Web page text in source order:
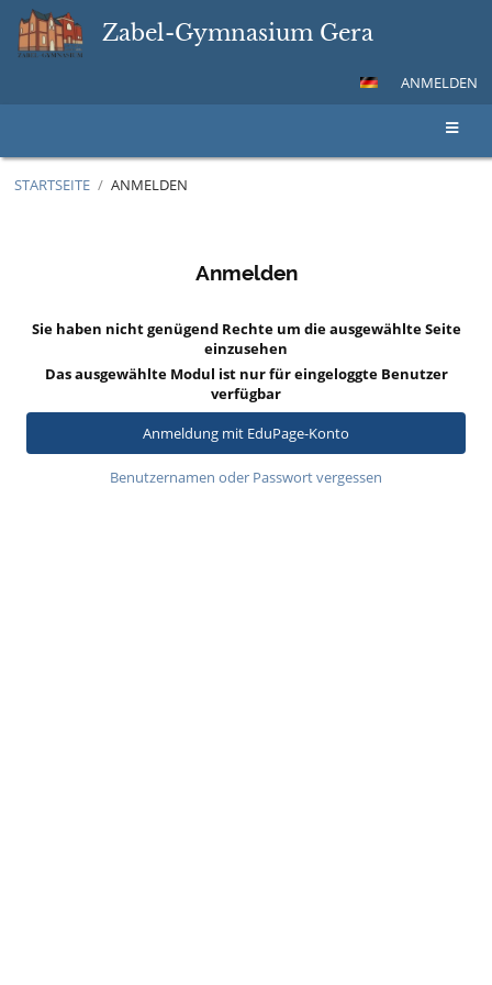
Zabel-Gymnasium Gera
ANMELDEN
STARTSEITE / ANMELDEN
Anmelden
Sie haben nicht genügend Rechte um die ausgewählte Seite
einzusehen
Das ausgewählte Modul ist nur für eingeloggte Benutzer
verfügbar
Anmeldung mit EduPage-Konto
Benutzernamen oder Passwort vergessen